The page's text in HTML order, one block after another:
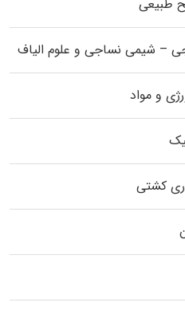
طبیعی
– شیمی نساجی و علوم الیاف
و مواد
کشتی